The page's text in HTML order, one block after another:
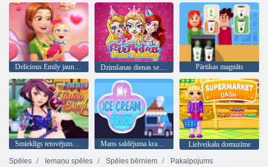
Delicious Emily jauns sākums Valentīna Edition Dzimšanas dienas sejas krāsošana Pārtikas magnāts
Smieklīgs tetovējumu veikals Mans saldējuma kravas automašīna
Lielveikalu domuzīme
Spēles
Iemaņu spēles Spēles bērniem
Pakalpojums